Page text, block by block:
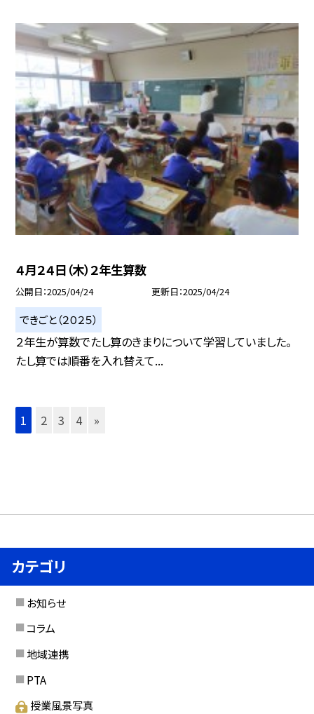
４月２４日（木）２年生算数
公開日 2025/04/24 更新日 2025/04/24
できごと（２０２５）
２年生が算数でたし算のきまりについて学習していました。
たし算では順番を入れ替えて...
1 2 3 4 »
カテゴリ
お知らせ
コラム
地域連携
PTA
授業風景写真